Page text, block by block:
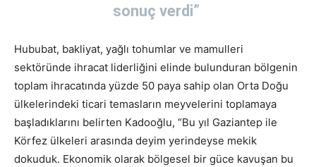
sonuç verdi”
Hububat, bakliyat, yağlı tohumlar ve mamulleri
sektöründe ihracat liderliğini elinde bulunduran bölgenin
toplam ihracatında yüzde 50 paya sahip olan Orta Doğu
ülkelerindeki ticari temasların meyvelerini toplamaya
başladıklarını belirten Kadooğlu, “Bu yıl Gaziantep ile
Körfez ülkeleri arasında deyim yerindeyse mekik
dokuduk. Ekonomik olarak bölgesel bir güce kavuşan bu